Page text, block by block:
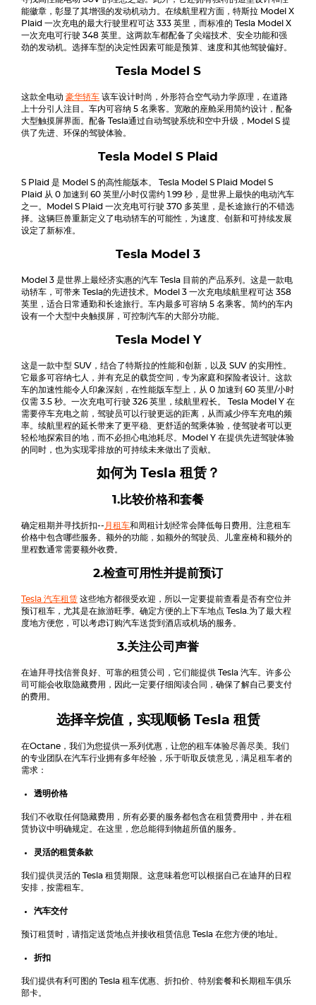
能徽章，彰显了其增强的发动机动力。在续航里程方面，特斯拉 Model X
Plaid 一次充电的最大行驶里程可达 333 英里，而标准的 Tesla Model X
一次充电可行驶 348 英里。这两款车都配备了尖端技术、安全功能和强
劲的发动机。选择车型的决定性因素可能是预算、速度和其他驾驶偏好。
TeslaModel S
这款全电动 豪华轿车 该车设计时尚，外形符合空气动力学原理，在道路
上十分引人注目。车内可容纳 5 名乘客。宽敞的座舱采用简约设计，配备
大型触摸屏界面。配备 Tesla通过自动驾驶系统和空中升级，Model S 提
供了先进、环保的驾驶体验。
Tesla Model S Plaid
S Plaid 是 Model S 的高性能版本。 Tesla Model S Plaid Model S
Plaid 从 0 加速到 60 英里/小时仅需约 1.99 秒，是世界上最快的电动汽车
之一。Model S Plaid 一次充电可行驶 370 多英里，是长途旅行的不错选
择。这辆巨兽重新定义了电动轿车的可能性，为速度、创新和可持续发展
设定了新标准。
Tesla Model 3
Model 3 是世界上最经济实惠的汽车 Tesla 目前的产品系列。这是一款电
动轿车，可带来 Tesla的先进技术。Model 3 一次充电续航里程可达 358
英里，适合日常通勤和长途旅行。车内最多可容纳 5 名乘客。简约的车内
设有一个大型中央触摸屏，可控制汽车的大部分功能。
Tesla Model Y
这是一款中型 SUV，结合了特斯拉的性能和创新，以及 SUV 的实用性。
它最多可容纳七人，并有充足的载货空间，专为家庭和探险者设计。这款
车的加速性能令人印象深刻，在性能版车型上，从 0 加速到 60 英里/小时
仅需 3.5 秒。一次充电可行驶 326 英里，续航里程长。 Tesla Model Y 在
需要停车充电之前，驾驶员可以行驶更远的距离，从而减少停车充电的频
率。续航里程的延长带来了更平稳、更舒适的驾乘体验，使驾驶者可以更
轻松地探索目的地，而不必担心电池耗尽。Model Y 在提供先进驾驶体验
的同时，也为实现零排放的可持续未来做出了贡献。
如何为 Tesla 租赁？
1.比较价格和套餐
确定租期并寻找折扣-- 月租车和周租计划经常会降低每日费用。注意租车
价格中包含哪些服务。额外的功能，如额外的驾驶员、儿童座椅和额外的
里程数通常需要额外收费。
2.检查可用性并提前预订
Tesla 汽车租赁 这些地方都很受欢迎，所以一定要提前查看是否有空位并
预订租车，尤其是在旅游旺季。确定方便的上下车地点 Tesla .为了最大程
度地方便您，可以考虑订购汽车送货到酒店或机场的服务。
3.关注公司声誉
在迪拜寻找信誉良好、可靠的租赁公司，它们能提供 Tesla 汽车。许多公
司可能会收取隐藏费用，因此一定要仔细阅读合同，确保了解自己要支付
的费用。
选择辛烷值，实现顺畅 Tesla 租赁
在Octane，我们为您提供一系列优惠，让您的租车体验尽善尽美。我们
的专业团队在汽车行业拥有多年经验，乐于听取反馈意见，满足租车者的
需求：
透明价格
我们不收取任何隐藏费用，所有必要的服务都包含在租赁费用中，并在租
赁协议中明确规定。在这里，您总能得到物超所值的服务。
灵活的租赁条款
我们提供灵活的 Tesla 租赁期限。这意味着您可以根据自己在迪拜的日程
安排，按需租车。
汽车交付
预订租赁时，请指定送货地点并接收租赁信息 Tesla 在您方便的地址。
折扣
我们提供有利可图的 Tesla 租车优惠、折扣价、特别套餐和长期租车俱乐
部卡。